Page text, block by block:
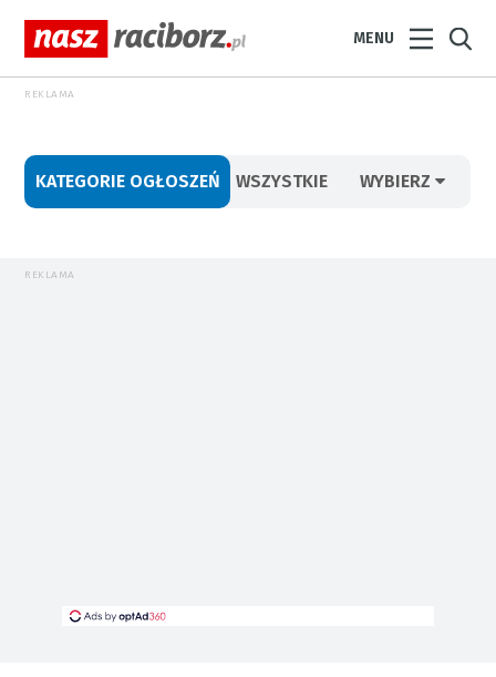
MENU
REKLAMA
KATEGORIE OGŁOSZEŃ WSZYSTKIE WYBIERZ
REKLAMA